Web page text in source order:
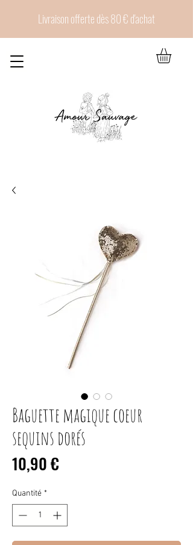
Livraison offerte dès 80 € d'achat
Baguette magique coeur
sequins dorés
10,90 €
Quantité *